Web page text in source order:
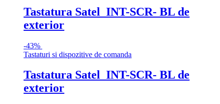
Tastatura Satel INT-SCR- BL de
exterior
-43%
Tastaturi si dispozitive de comanda
Tastatura Satel INT-SCR- BL de
exterior